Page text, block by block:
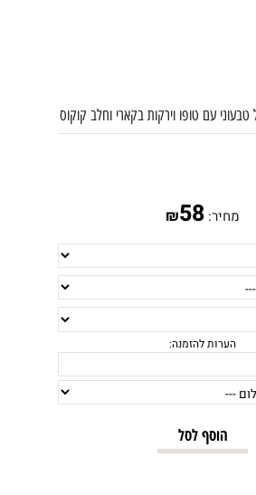
עם טופו וירקות בקארי וחלב קוקוס
מחיר: ₪58
הוסף לסל